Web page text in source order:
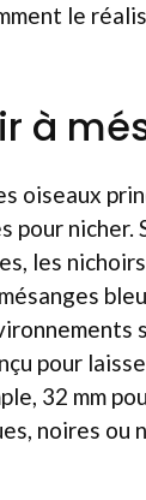
le
à
oiseaux
pour nicher.
les
pour
32 mm
noires ou